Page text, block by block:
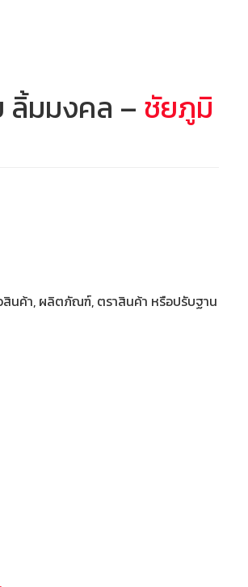
ลิ้มมงคล – ชัยภูมิ
นค้า, ผลิตภัณฑ์, ตราสินค้า หรือปรับฐาน